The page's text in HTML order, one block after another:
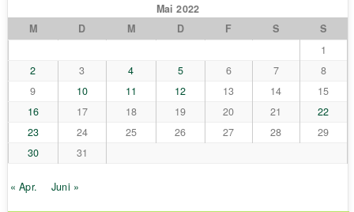
Mai 2022
M
D M D F S
S
1
2
3 4 5 6 7
8
9
10 11 12 13 14
15
16
17 18 19 20 21
22
23
24 25 26 27 28
29
30
31
« Apr. Juni »